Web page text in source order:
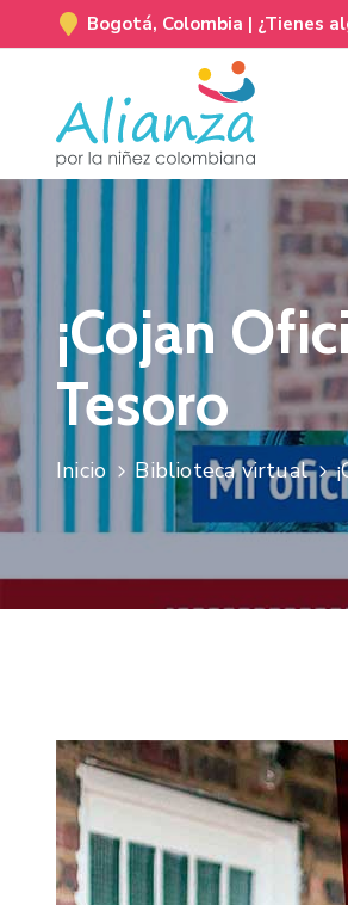
Bogotá, Colombia | ¿Tienes
¡Cojan
Tesoro
Inicio Biblioteca virtual